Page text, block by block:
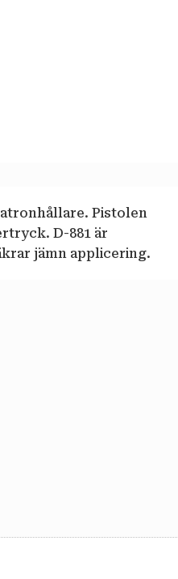
Pistolen
D-881 är
jämn applicering.